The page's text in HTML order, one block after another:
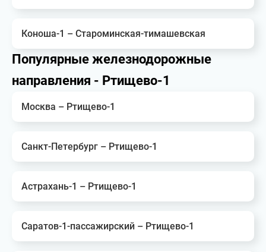
Коноша-1 – Староминская-тимашевская
Популярные железнодорожные
направления - Ртищево-1
Москва – Ртищево-1
Санкт-Петербург – Ртищево-1
Астрахань-1 – Ртищево-1
Саратов-1-пассажирский – Ртищево-1